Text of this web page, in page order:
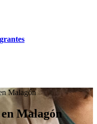
Malagón
Malagón